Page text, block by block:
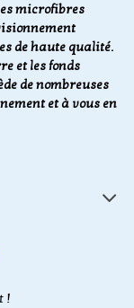
microfibres
de haute qualité.
et les fonds
de nombreuses
et à vous en
!